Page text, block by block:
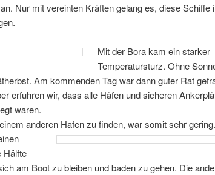
Nur mit vereinten Kräften gelang es, diese Schiffe
Mit der Bora kam ein starker
Temperatursturz. Ohne
Am kommenden Tag war dann guter Rat
erfuhren wir, dass alle Häfen und sicheren
waren.
anderen Hafen zu finden, war somit sehr gering.
Hälfte
am Boot zu bleiben und baden zu gehen. Die